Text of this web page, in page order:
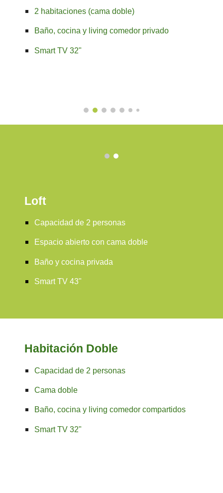
2 habitaciones (cama doble)
Baño, cocina y living comedor privado
Smart TV 32"
Loft
Capacidad de 2 personas
Espacio abierto con cama doble
Baño y cocina privada
Smart TV 43"
Habitación Doble
Capacidad de 2 personas
Cama doble
Baño, cocina y living comedor compartidos
Smart TV 32"